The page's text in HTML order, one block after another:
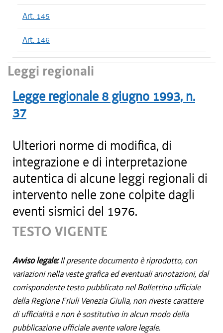
Art. 145
Art. 146
Leggi regionali
Legge regionale 8 giugno 1993, n.
37
Ulteriori norme di modifica, di
integrazione e di interpretazione
autentica di alcune leggi regionali di
intervento nelle zone colpite dagli
eventi sismici del 1976.
TESTO VIGENTE
Avviso legale:Il presente documento è riprodotto, con
variazioni nella veste grafica ed eventuali annotazioni, dal
corrispondente testo pubblicato nel Bollettino ufficiale
della Regione Friuli Venezia Giulia, non riveste carattere
di ufficialità e non è sostitutivo in alcun modo della
pubblicazione ufficiale avente valore legale.